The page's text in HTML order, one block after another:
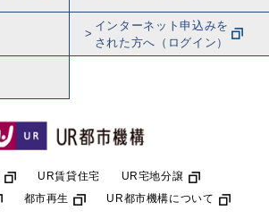
インターネット申込みを
された方へ（ログイン）
UR賃貸住宅
UR宅地分譲
都市再生 UR都市機構について